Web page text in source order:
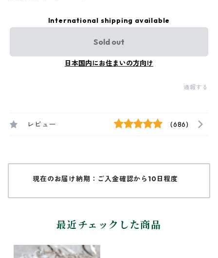
International shipping available
Sold out
日本国内にお住まいの方向け
通報する
レビュー (686)
現在のお届け納期：ご入金確認から10日程度
最近チェックした商品